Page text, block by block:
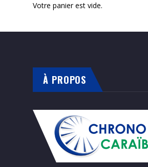
Votre panier est vide.
À PROPOS